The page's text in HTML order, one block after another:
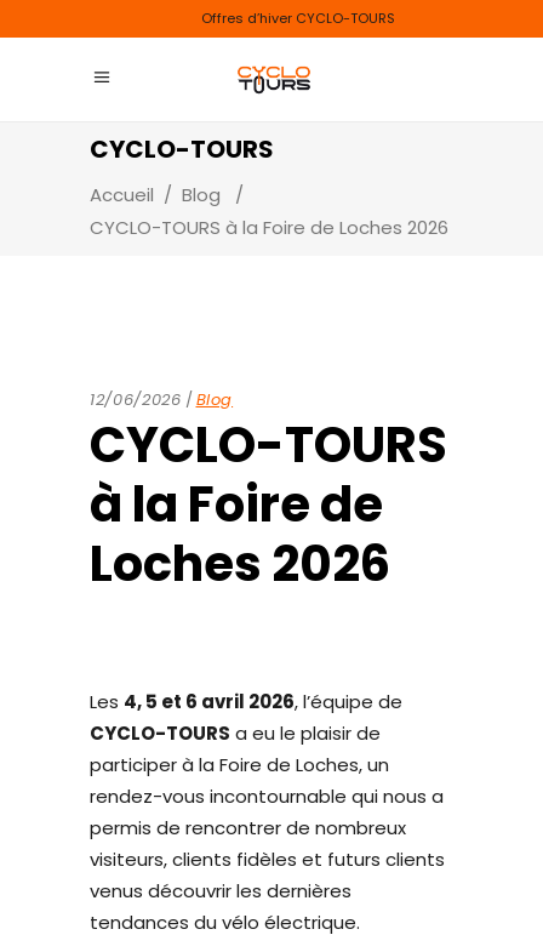
Offres d’hiver CYCLO-TOURS
CYCLO-TOURS
Accueil / Blog
/
CYCLO-TOURS à la Foire de Loches 2026
12/06/2026 Blog
CYCLO-TOURS
à la Foire de
Loches 2026
Les 4, 5 et 6 avril 2026, l’équipe de
CYCLO-TOURS a eu le plaisir de
participer à la Foire de Loches, un
rendez-vous incontournable qui nous a
permis de rencontrer de nombreux
visiteurs, clients fidèles et futurs clients
venus découvrir les dernières
tendances du vélo électrique.